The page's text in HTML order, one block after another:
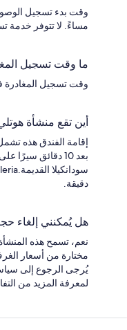
مساءً. لا تتوفر خدمة
ما وقت تسجيل
وقت تسجيل المغادرة
أين تقع منشأة
إقامة الفندق هذه
بعد 10 دقائق
دقيقة.
هل يُمكنني إلغاء
نعم، تسمح هذه
مختارة من أسعار
يُرجى الرجوع إلى
لمعرفة المزيد من